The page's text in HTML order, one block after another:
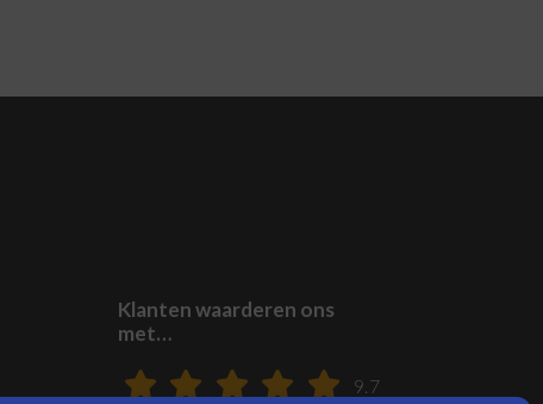
Klanten waarderen ons
met…
9.7